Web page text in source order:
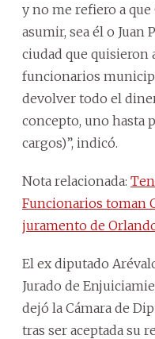
y no me refiero a que
asumir, sea él o Juan
ciudad que quisieron
funcionarios
devolver todo el
concepto, uno hasta
cargos)”, indicó.
Nota relacionada:
Funcionarios toman
juramento de
El ex diputado
Jurado de
dejó la Cámara de
tras ser aceptada su